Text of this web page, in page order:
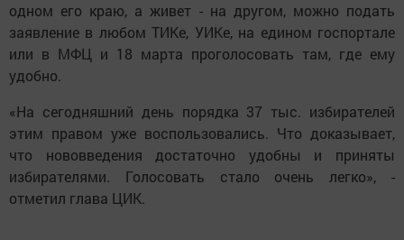
одном его краю, а живет - на другом, можно подать
заявление в любом ТИКе, УИКе, на едином госпортале
или в МФЦ и 18 марта проголосовать там, где ему
удобно.
«На сегодняшний день порядка 37 тыс. избирателей
этим правом уже воспользовались. Что доказывает,
что нововведения достаточно удобны и приняты
избирателями. Голосовать стало очень легко», -
отметил глава ЦИК.